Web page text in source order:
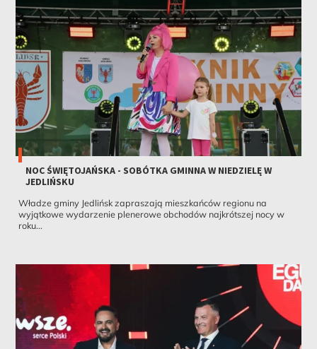
NOC ŚWIĘTOJAŃSKA - SOBÓTKA GMINNA W NIEDZIELĘ W
JEDLIŃSKU
Władze gminy Jedlińsk zapraszają mieszkańców regionu na
wyjątkowe wydarzenie plenerowe obchodów najkrótszej nocy w
roku...